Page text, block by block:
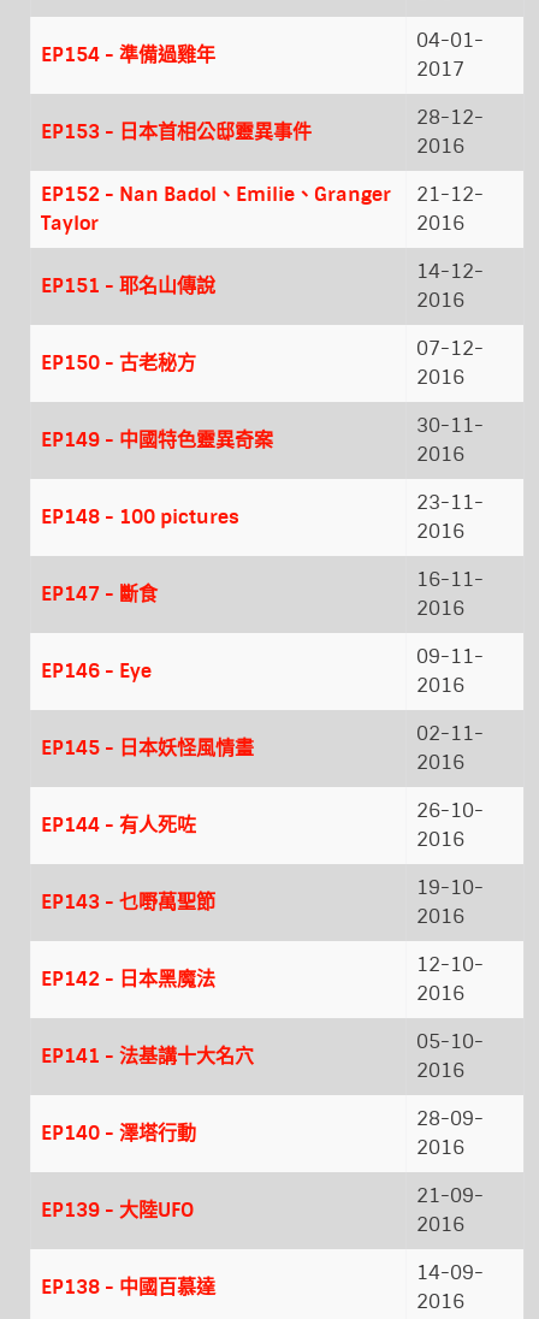
EP154 - 準備過雞年
04-01-
2017
EP153 - 日本首相公邸靈異事件
28-12-
2016
EP152 - Nan Badol、Emilie、Granger
Taylor
21-12-
2016
EP151 - 耶名山傳說
14-12-
2016
EP150 - 古老秘方
07-12-
2016
EP149 - 中國特色靈異奇案
30-11-
2016
EP148 - 100 pictures
23-11-
2016
EP147 - 斷食
16-11-
2016
EP146 - Eye
09-11-
2016
EP145 - 日本妖怪風情畫
02-11-
2016
EP144 - 有人死咗
26-10-
2016
EP143 - 乜嘢萬聖節
19-10-
2016
EP142 - 日本黑魔法
12-10-
2016
EP141 - 法基講十大名穴
05-10-
2016
EP140 - 澤塔行動
28-09-
2016
EP139 - 大陸UFO
21-09-
2016
EP138 - 中國百慕達
14-09-
2016